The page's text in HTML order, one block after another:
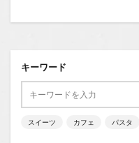
キーワード
スイーツ カフェ パスタ